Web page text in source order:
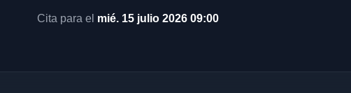
Cita para el mié. 15 julio 2026 09:00